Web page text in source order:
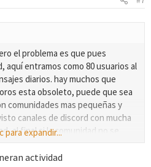
el problema es que pues
aquí entramos como 80 usuarios al
diarios. hay muchos que
esta obsoleto, puede que sea
comunidades mas pequeñas y
canales de discord con mucha
al final si la comunidad no se
de facebook, una cuenta de
para expandir...
actividad